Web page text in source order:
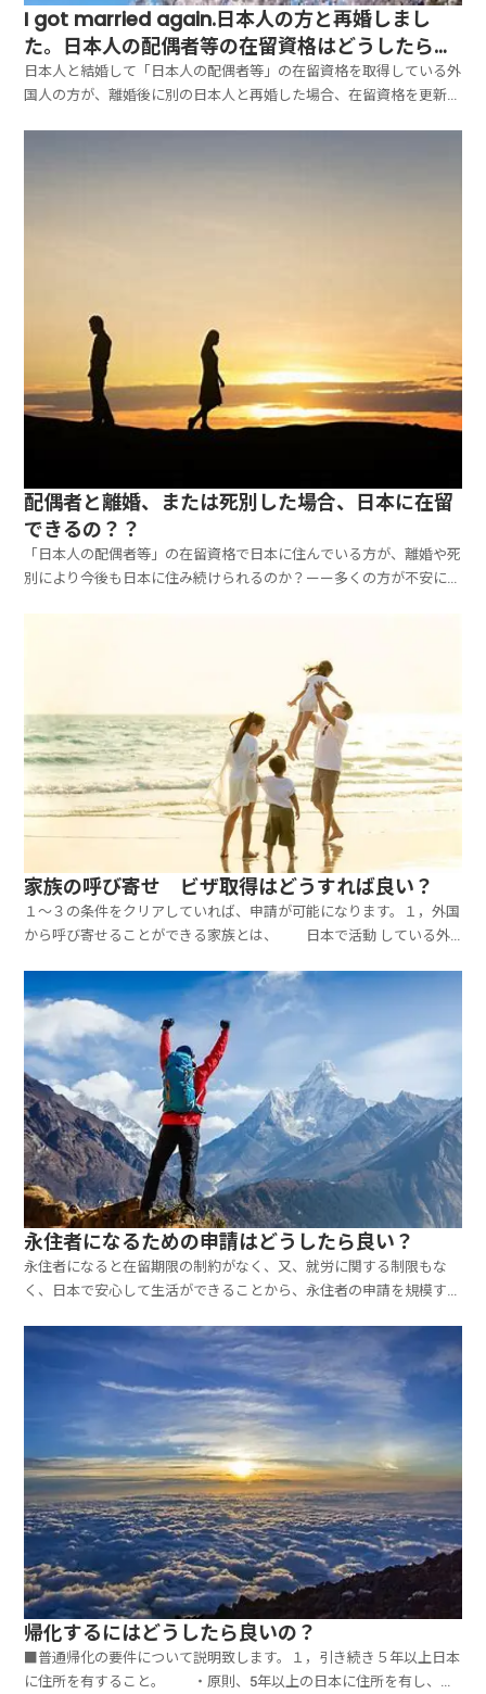
I got married again.日本人の方と再婚しまし
た。日本人の配偶者等の在留資格はどうしたら良
いですか？
日本人と結婚して「日本人の配偶者等」の在留資格を取得している外
国人の方が、離婚後に別の日本人と再婚した場合、在留資格を更新で
配偶者と離婚、または死別した場合、日本に在留
できるの？？
「日本人の配偶者等」の在留資格で日本に住んでいる方が、離婚や死
別により今後も日本に住み続けられるのか？ーー多くの方が不安に感
家族の呼び寄せ ビザ取得はどうすれば良い？
１～３の条件をクリアしていれば、申請が可能になります。１，外国
から呼び寄せることができる家族とは、 日本で活動 している外
記の在留資格をもって在留する 方の扶養を 受けていて、仕事を
していない事。 ①配偶者、子を呼び寄せることができ...
永住者になるための申請はどうしたら良い？
永住者になると在留期限の制約がなく、又、就労に関する制限もな
く、日本で安心して生活ができることから、永住者の申請を規模する
24.4％である918.116人の方が永住者となっています。あなたが永住
者となるための要件を下記に列挙致します。永住希...
帰化するにはどうしたら良いの？
■普通帰化の要件について説明致します。１，引き続き５年以上日本
に住所を有すること。 ・原則、5年以上の日本に住所を有し、か